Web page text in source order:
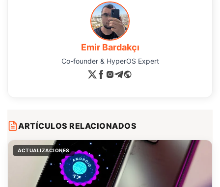
Emir Bardakçı
Co-founder & HyperOS Expert
ARTÍCULOS RELACIONADOS
ACTUALIZACIONES